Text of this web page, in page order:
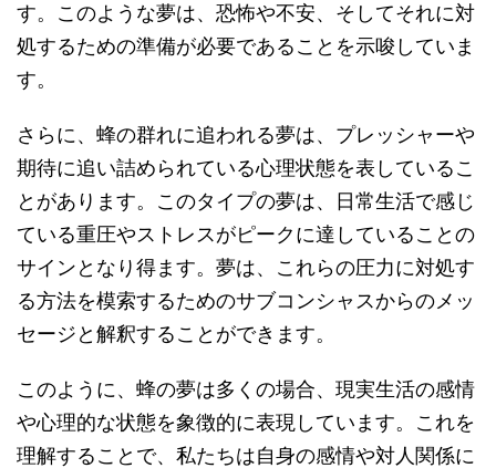
す。このような夢は、恐怖や不安、そしてそれに対
処するための準備が必要であることを示唆していま
す。
さらに、蜂の群れに追われる夢は、プレッシャーや
期待に追い詰められている心理状態を表しているこ
とがあります。このタイプの夢は、日常生活で感じ
ている重圧やストレスがピークに達していることの
サインとなり得ます。夢は、これらの圧力に対処す
る方法を模索するためのサブコンシャスからのメッ
セージと解釈することができます。
このように、蜂の夢は多くの場合、現実生活の感情
や心理的な状態を象徴的に表現しています。これを
理解することで、私たちは自身の感情や対人関係に